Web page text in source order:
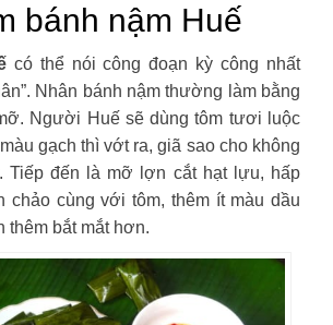
bánh nậm Huế
có thể nói công đoạn kỳ công nhất
Nhân bánh nậm thường làm bằng
Người Huế sẽ dùng tôm tươi luộc
gạch thì vớt ra, giã sao cho không
Tiếp đến là mỡ lợn cắt hạt lựu, hấp
chảo cùng với tôm, thêm ít màu dầu
thêm bắt mắt hơn.